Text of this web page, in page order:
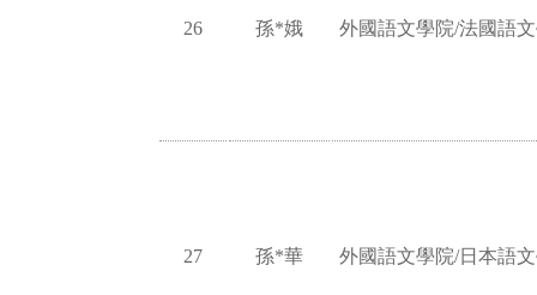
26 孫*娥 外國語文學院/法國語
27 孫*華 外國語文學院/日本語